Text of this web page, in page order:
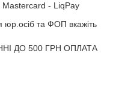
- LiqPay
юр.осіб та ФОП вкажіть
ДО 500 ГРН ОПЛАТА